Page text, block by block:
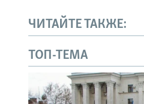
ЧИТАЙТЕ ТАКЖЕ:
ТОП-ТЕМА